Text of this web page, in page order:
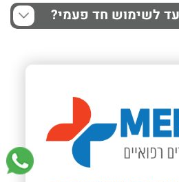
לשימוש חד פעמי?